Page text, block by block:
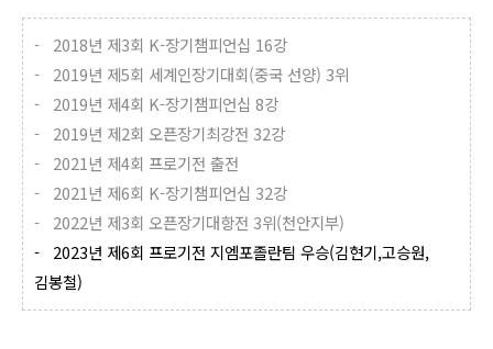
- 2018년 제3회 K-장기챔피언십 16강
- 2019년 제5회 세계인장기대회(중국 선양) 3위
- 2019년 제4회 K-장기챔피언십 8강
- 2019년 제2회 오픈장기최강전 32강
- 2021년 제4회 프로기전 출전
- 2021년 제6회 K-장기챔피언십 32강
- 2022년 제3회 오픈장기대항전 3위(천안지부)
- 2023년 제6회 프로기전 지엠포졸란팀 우승(김현기,고승원,
김봉철)